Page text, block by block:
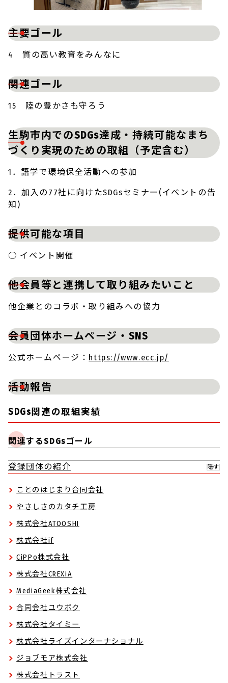
主要ゴール
4 質の高い教育をみんなに
関連ゴール
15 陸の豊かさも守ろう
生駒市内でのSDGs達成・持続可能なまち
づくり実現のための取組（予定含む）
1．語学で環境保全活動への参加
2．加入の77社に向けたSDGsセミナー(イベントの告
知)
提供可能な項目
○ イベント開催
他会員等と連携して取り組みたいこと
他企業とのコラボ・取り組みへの協力
会員団体ホームページ・SNS
公式ホームページ： https://www.ecc.jp/
活動報告
SDGs関連の取組実績
関連するSDGsゴール
登録団体の紹介 隠す
ことのはじまり合同会社
やさしさのカタチ工房
株式会社ATOOSHI
株式会社if
CiPPo株式会社
株式会社CREXiA
MediaGeek株式会社
合同会社ユウボク
株式会社タイミー
株式会社ライズインターナショナル
ジョブモア株式会社
株式会社トラスト